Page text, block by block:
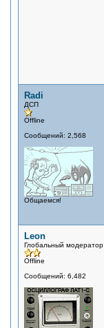
Radi
ДСП
Offline
Сообщений: 2,568
Общаемся!
Leon
Глобальный модератор
Offline
Сообщений: 6,482